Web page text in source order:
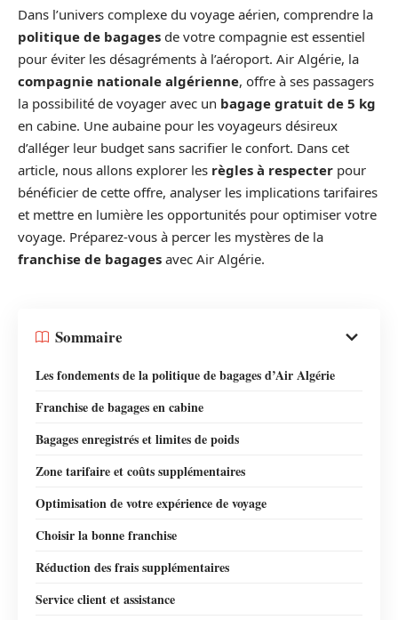
Dans l’univers complexe du voyage aérien, comprendre la
politique de bagages de votre compagnie est essentiel
pour éviter les désagréments à l’aéroport. Air Algérie, la
compagnie nationale algérienne, offre à ses passagers
la possibilité de voyager avec un bagage gratuit de 5 kg
en cabine. Une aubaine pour les voyageurs désireux
d’alléger leur budget sans sacrifier le confort. Dans cet
article, nous allons explorer les règles à respecter pour
bénéficier de cette offre, analyser les implications tarifaires
et mettre en lumière les opportunités pour optimiser votre
voyage. Préparez-vous à percer les mystères de la
franchise de bagages avec Air Algérie.
Sommaire
Les fondements de la politique de bagages d’Air Algérie
Franchise de bagages en cabine
Bagages enregistrés et limites de poids
Zone tarifaire et coûts supplémentaires
Optimisation de votre expérience de voyage
Choisir la bonne franchise
Réduction des frais supplémentaires
Service client et assistance